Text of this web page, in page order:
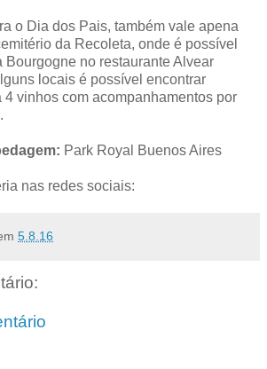
o Dia dos Pais, também vale apena
da Recoleta, onde é possível
Bourgogne no restaurante Alvear
locais é possível encontrar
4 vinhos com acompanhamentos por
Park Royal Buenos Aires
nas redes sociais:
5.8.16